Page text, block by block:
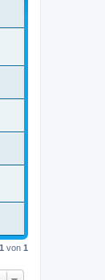
1 von 1